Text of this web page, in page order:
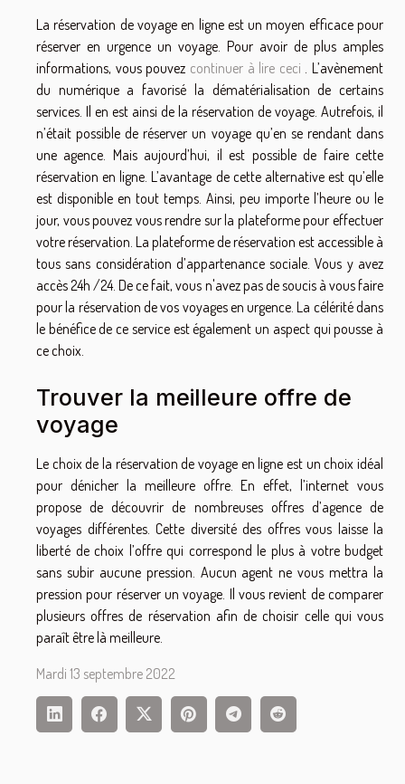
La réservation de voyage en ligne est un moyen efficace pour
réserver en urgence un voyage. Pour avoir de plus amples
informations, vous pouvez continuer à lire ceci . L’avènement
du numérique a favorisé la dématérialisation de certains
services. Il en est ainsi de la réservation de voyage. Autrefois, il
n’était possible de réserver un voyage qu’en se rendant dans
une agence. Mais aujourd’hui, il est possible de faire cette
réservation en ligne. L’avantage de cette alternative est qu’elle
est disponible en tout temps. Ainsi, peu importe l’heure ou le
jour, vous pouvez vous rendre sur la plateforme pour effectuer
votre réservation. La plateforme de réservation est accessible à
tous sans considération d’appartenance sociale. Vous y avez
accès 24h /24. De ce fait, vous n'avez pas de soucis à vous faire
pour la réservation de vos voyages en urgence. La célérité dans
le bénéfice de ce service est également un aspect qui pousse à
ce choix.
Trouver la meilleure offre de
voyage
Le choix de la réservation de voyage en ligne est un choix idéal
pour dénicher la meilleure offre. En effet, l’internet vous
propose de découvrir de nombreuses offres d’agence de
voyages différentes. Cette diversité des offres vous laisse la
liberté de choix l’offre qui correspond le plus à votre budget
sans subir aucune pression. Aucun agent ne vous mettra la
pression pour réserver un voyage. Il vous revient de comparer
plusieurs offres de réservation afin de choisir celle qui vous
paraît être là meilleure.
Mardi 13 septembre 2022